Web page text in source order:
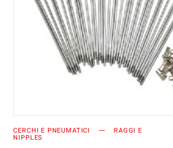
AGGIUNGI AL CARRELLO
CERCHI E PNEUMATICI RAGGI E
NIPPLES